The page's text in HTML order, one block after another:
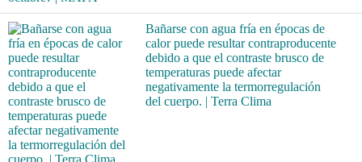
Bañarse con agua fría en épocas de
calor puede resultar contraproducente
debido a que el contraste brusco de
temperaturas puede afectar
negativamente la termorregulación
del cuerpo. | Terra Clima